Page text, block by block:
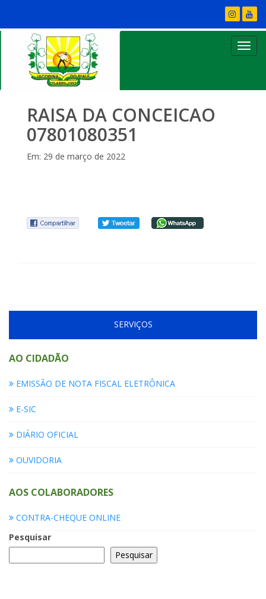
RAISA DA CONCEICAO
07801080351
Em: 29 de março de 2022
SERVIÇOS
AO CIDADÃO
EMISSÃO DE NOTA FISCAL ELETRÔNICA
E-SIC
DIÁRIO OFICIAL
OUVIDORIA
AOS COLABORADORES
CONTRA-CHEQUE ONLINE
Pesquisar
Pesquisar